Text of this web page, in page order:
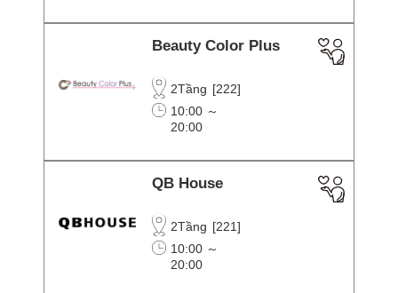
Beauty Color Plus
2Tầng [222]
10:00 ～
20:00
QB House
2Tầng [221]
10:00 ～
20:00